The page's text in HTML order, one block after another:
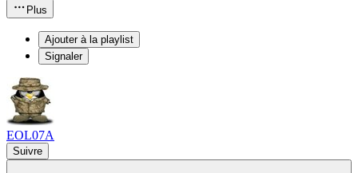
Plus
Ajouter à la playlist
Signaler
EOL07A
Suivre